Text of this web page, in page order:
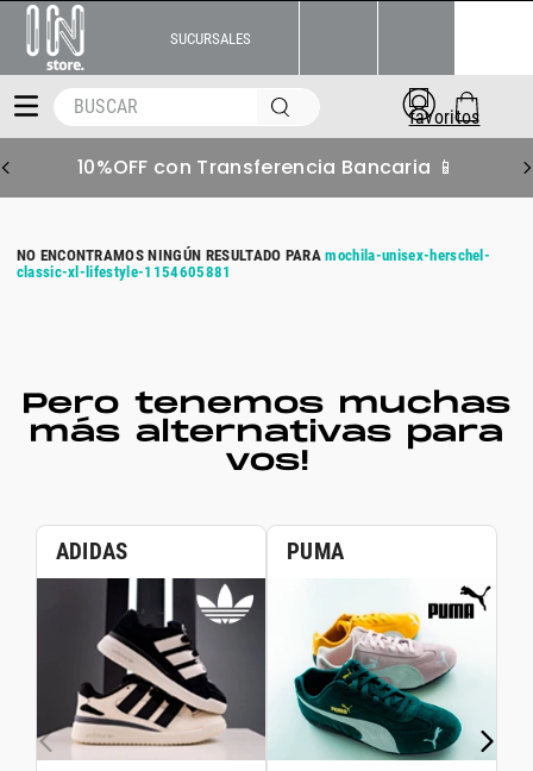
SUCURSALES
BUSCAR
10%OFF con Transferencia Bancaria 📱
mochila-unisex-herschel-
classic-xl-lifestyle-1154605881
Pero tenemos muchas
más alternativas para
vos!
ADIDAS PUMA